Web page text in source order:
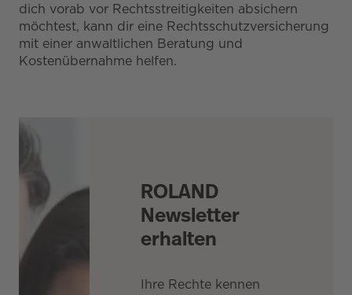
dich vorab vor Rechtsstreitigkeiten absichern
möchtest, kann dir eine Rechtsschutzversicherung
mit einer anwaltlichen Beratung und
Kostenübernahme helfen.
ROLAND
Newsletter
erhalten
Ihre Rechte kennen